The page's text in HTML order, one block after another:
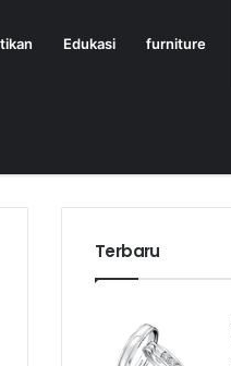
Edukasi furniture
Terbaru